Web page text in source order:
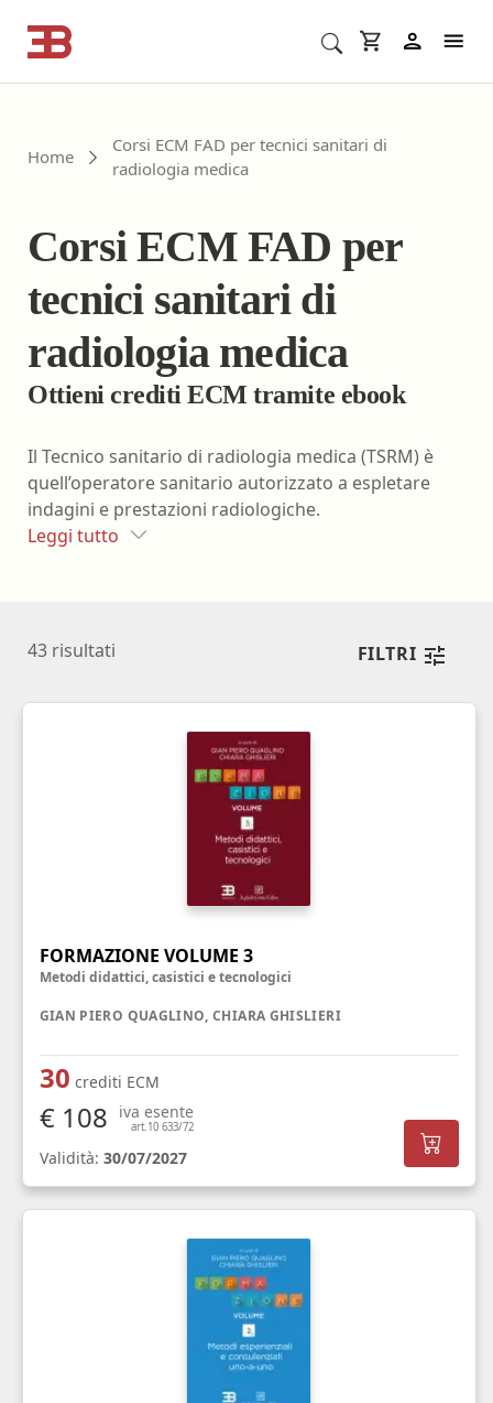
Cerca corsi ECM o altro
Home
Corsi ECM FAD per tecnici sanitari di
radiologia medica
Corsi ECM FAD per
tecnici sanitari di
radiologia medica
Ottieni crediti ECM tramite ebook
Il Tecnico sanitario di radiologia medica (TSRM) è
quell’operatore sanitario autorizzato a espletare
indagini e prestazioni radiologiche.
Leggi tutto
43 risultati FILTRI
FORMAZIONE VOLUME 3
Metodi didattici, casistici e tecnologici
GIAN PIERO QUAGLINO, CHIARA GHISLIERI
30 crediti ECM
€ 108 iva esente
art.10 633/72
Validità: 30/07/2027